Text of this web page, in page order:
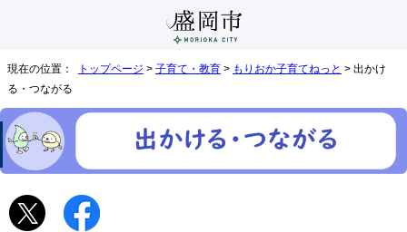
現在の位置： トップページ > 子育て・教育 > もりおか子育てねっと > 出かけ
る・つながる